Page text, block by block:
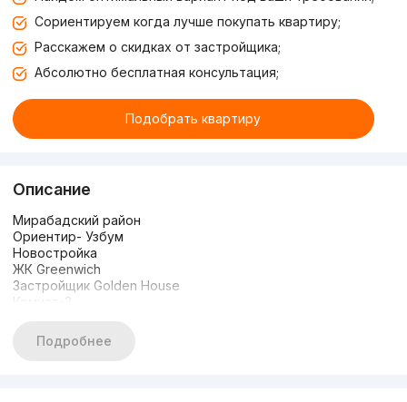
Сориентируем когда лучше покупать квартиру;
Расскажем о скидках от застройщика;
Абсолютно бесплатная консультация;
Подобрать квартиру
Описание
Мирабадский район
Ориентир- Узбум
Новостройка
ЖК Greenwich
Застройщик Golden House
Комнат-2
Этажность-8
Площадь-49 кв.м
Подробнее